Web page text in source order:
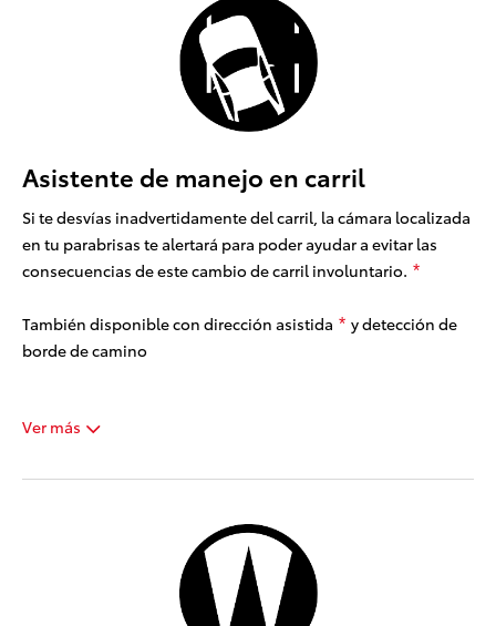
Asistente de manejo en carril
Si te desvías inadvertidamente del carril, la cámara localizada
en tu parabrisas te alertará para poder ayudar a evitar las
consecuencias de este cambio de carril involuntario. *
También disponible con dirección asistida * y detección de
borde de camino
Ver más